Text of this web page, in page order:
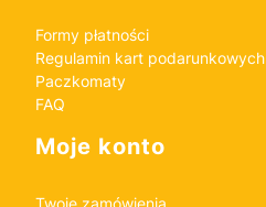
Formy płatności
Regulamin kart podarunkowych
Paczkomaty
FAQ
Moje konto
Twoje zamówienia